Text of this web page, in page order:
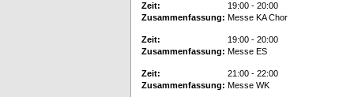
Zeit:
19:00 - 20:00
Zusammenfassung: Messe KA Chor
Zeit:
19:00 - 20:00
Zusammenfassung: Messe ES
Zeit:
21:00 - 22:00
Zusammenfassung: Messe WK